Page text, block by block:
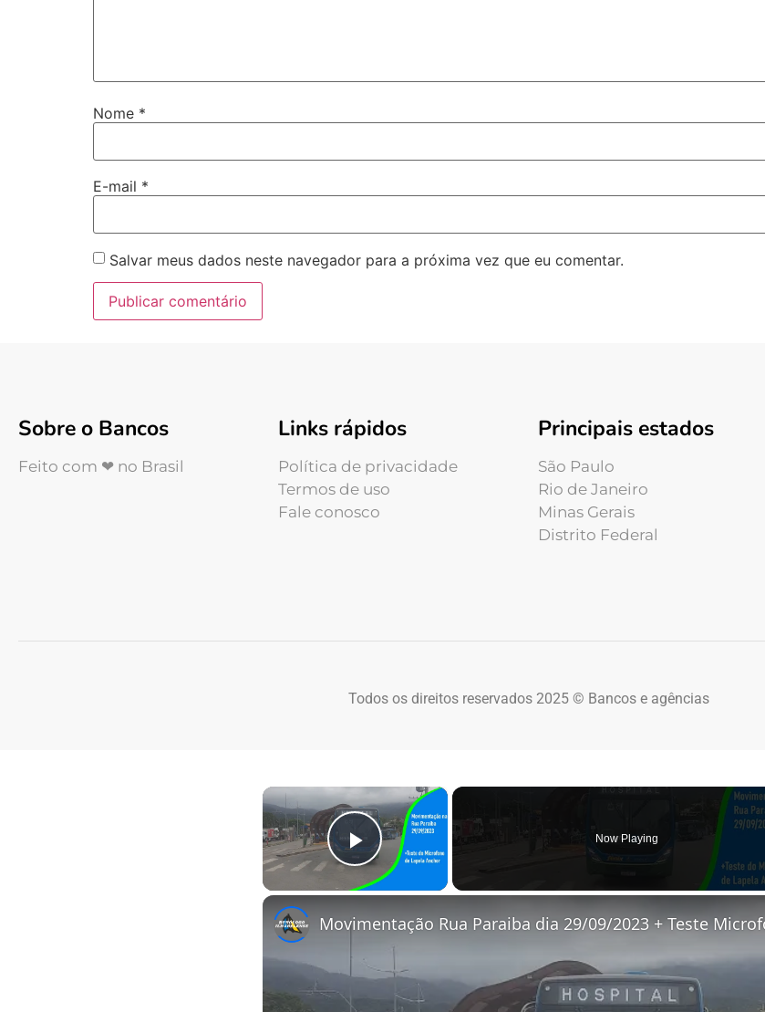
Nome *
E-mail *
Salvar meus dados neste navegador para a próxima vez que eu comentar.
Sobre o Bancos
Feito com ❤ no Brasil
Links rápidos
Política de privacidade
Termos de uso
Fale conosco
Principais estados
São Paulo
Rio de Janeiro
Minas Gerais
Distrito Federal
Todos os direitos reservados 2025 © Bancos e agências
×
Play Video
Now Playing